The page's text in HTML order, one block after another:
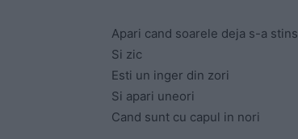
Apari cand soarele deja s-a stins
Si zic
Esti un inger din zori
Si apari uneori
Cand sunt cu capul in nori